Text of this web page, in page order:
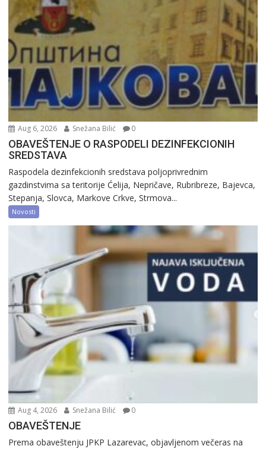
Aug 6, 2026 Snežana Bilić 0
OBAVEŠTENJE O RASPODELI DEZINFEKCIONIH
SREDSTAVA
Raspodela dezinfekcionih sredstava poljoprivrednim
gazdinstvima sa teritorije Ćelija, Nepričave, Rubribreze, Bajevca,
Stepanja, Slovca, Markove Crkve, Strmova...
Novosti
Aug 4, 2026 Snežana Bilić 0
OBAVEŠTENJE
Prema obaveštenju JPKP Lazarevac, objavljenom večeras na